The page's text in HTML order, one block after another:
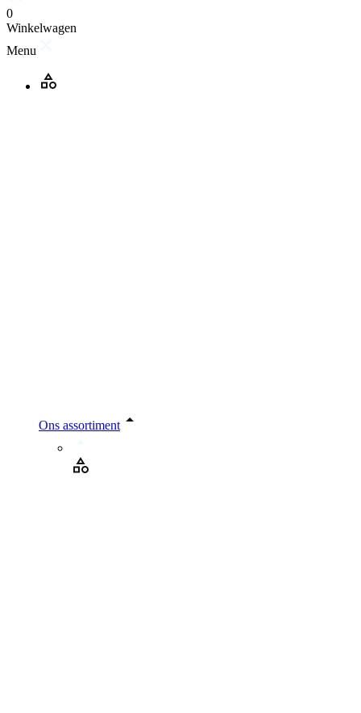
0
Winkelwagen
Menu
Ons assortiment